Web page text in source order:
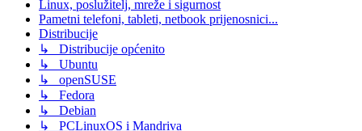
Linux, poslužitelj, mreže i sigurnost
Pametni telefoni, tableti, netbook prijenosnici...
Distribucije
↳ Distribucije općenito
↳ Ubuntu
↳ openSUSE
↳ Fedora
↳ Debian
↳ PCLinuxOS i Mandriva